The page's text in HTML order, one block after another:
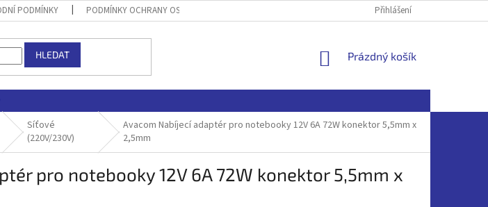
PODMÍNKY PODMÍNKY OCHRANY OSOBNÍCH ÚDAJŮ Přihlášení
HLEDAT
NÁKUPNÍ
Prázdný košík
Síťové
(220V/230V)
Avacom Nabíjecí adaptér pro notebooky 12V 6A 72W konektor 5,5mm x
2,5mm
pro notebooky 12V 6A 72W konektor 5,5mm x